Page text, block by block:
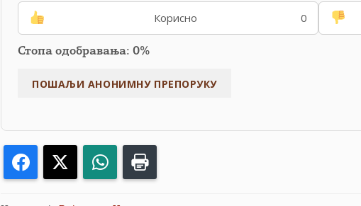
Корисно 0
Стопа одобравања: 0%
Facebook WhatsApp